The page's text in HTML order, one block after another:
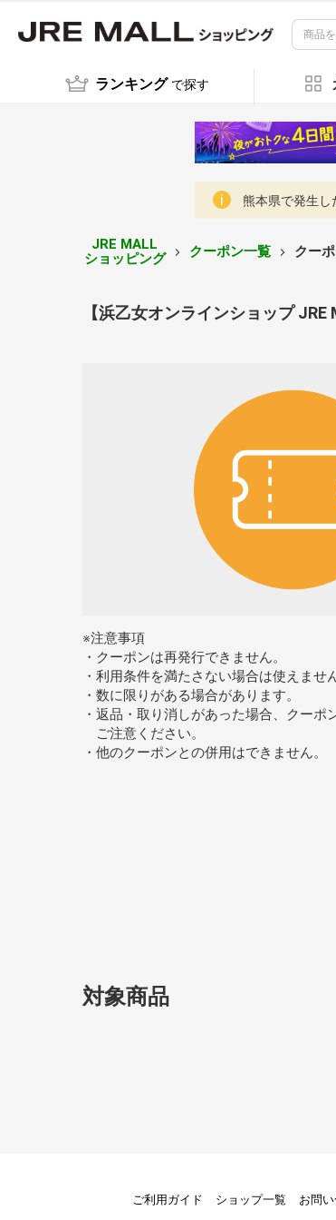
ランキング で探す
熊本県で発生し
JRE MALL
ショッピング
クーポン一覧 クー
【浜乙女オンラインショップ
※注意事項
・クーポンは再発行できません。
・利用条件を満たさない場合は使えません
・数に限りがある場合があります。
・返品・取り消しがあった場合、クーポ
ご注意ください。
・他のクーポンとの併用はできません。
対象商品
ご利用ガイド ショップ一覧 お問